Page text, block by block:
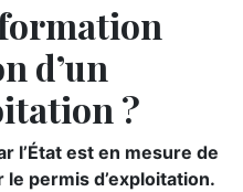
d’un
?
l’État est en mesure de
permis d’exploitation.